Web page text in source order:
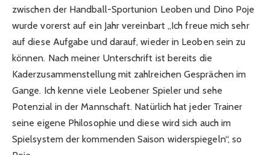
zwischen der Handball-Sportunion Leoben und Dino Poje
wurde vorerst auf ein Jahr vereinbart „Ich freue mich sehr
auf diese Aufgabe und darauf, wieder in Leoben sein zu
können. Nach meiner Unterschrift ist bereits die
Kaderzusammenstellung mit zahlreichen Gesprächen im
Gange. Ich kenne viele Leobener Spieler und sehe
Potenzial in der Mannschaft. Natürlich hat jeder Trainer
seine eigene Philosophie und diese wird sich auch im
Spielsystem der kommenden Saison widerspiegeln“, so